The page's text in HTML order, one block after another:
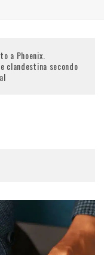
a Phoenix.
clandestina secondo